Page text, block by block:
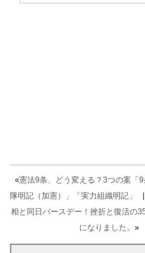
«憲法9条、どう変える？3つの案「
隊明記（加憲）」「実力組織明記」
相と同日バースデー！挫折と復活の
になりました。 »